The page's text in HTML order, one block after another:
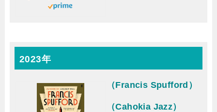
2023年
（Francis Spufford）
（Cahokia Jazz）